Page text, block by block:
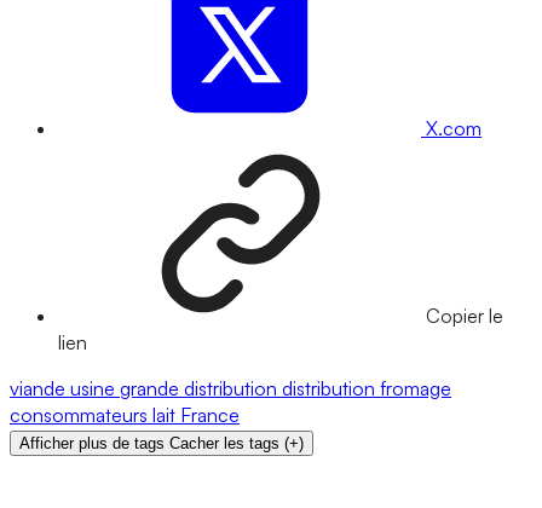
X.com
Copier le
lien
viande usine grande distribution distribution fromage
consommateurs lait France
Afficher plus de tags Cacher les tags (+)